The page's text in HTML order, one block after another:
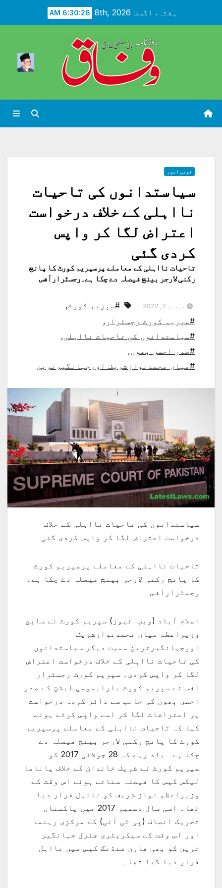
ہفتہ. اگست 8th, 2026 6:30:28 AM
قومی امور
سیاستدانوں کی تاحیات
نااہلی کے خلاف درخواست
اعتراض لگا کر واپس
کردی گئی
تاحیات نااہلی کے معاملے پرسپریم کورٹ کا پانچ
رکنی لارجر بینچ فیصلہ دے چکا ہے۔رجسٹرارآفس
فروری 2, 2022 #سپریم کورٹ,
#سپریم کورٹ رجسٹرار ,
#سیاستدانوں کی تاحیات نااہلی,
#صدر احسن بھون,
#میاں محمدنوازشریف اورجہانگیرترین
سیاستدانوں کی تاحیات نااہلی کے خلاف
درخواست اعتراض لگا کر واپس کردی گئی
تاحیات نااہلی کے معاملے پرسپریم کورٹ
کا پانچ رکنی لارجر بینچ فیصلہ دے چکا ہے۔
رجسٹرارآفس
اسلام آباد (ویب نیوز) سپریم کورٹ نے سابق
وزیراعظم میاں محمدنوازشریف
اورجہانگیرترین سمیت دیگر سیاستدانوں
کی تاحیات نااہلی کے خلاف درخواست اعتراض
لگا کر واپس کردی۔ سپریم کورٹ رجسٹرار
آفس نے سپریم کورٹ بارایسوسی ایشن کے صدر
احسن بھون کی جانب سے دائر کردہ درخواست
پر اعتراضات لگا کر اسے واپس کرتے ہوئے
کہا کہ تاحیات نااہلی کے معاملے پرسپریم
کورٹ کا پانچ رکنی لارجر بینچ فیصلہ دے
چکا ہے۔ یاد رہے کہ 28 جولائی 2017 کو
سپریم کورٹ نے شریف خاندان کے خلاف پاناما
لیکس کیس کا فیصلہ سناتے ہوئے اس وقت کے
وزیراعظم نواز شریف کو نااہل قرار دیا
تھا۔ اسی سال دسمبر 2017 میں پاکستان
تحریک انصاف (پی ٹی آئی) کے مرکزی رہنما
اور اس وقت کے سیکریٹری جنرل جہانگیر
ترین کو بھی فارن فنڈنگ کیس میں نااہل
قرار دیا گیا تھا۔